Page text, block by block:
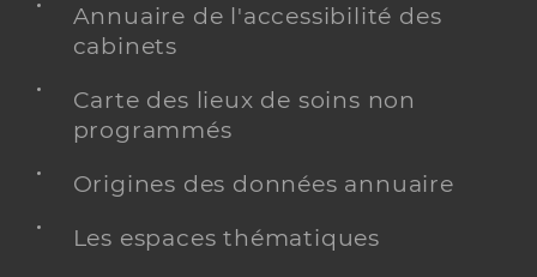
Annuaire de l'accessibilité des
cabinets
Carte des lieux de soins non
programmés
Origines des données annuaire
Les espaces thématiques